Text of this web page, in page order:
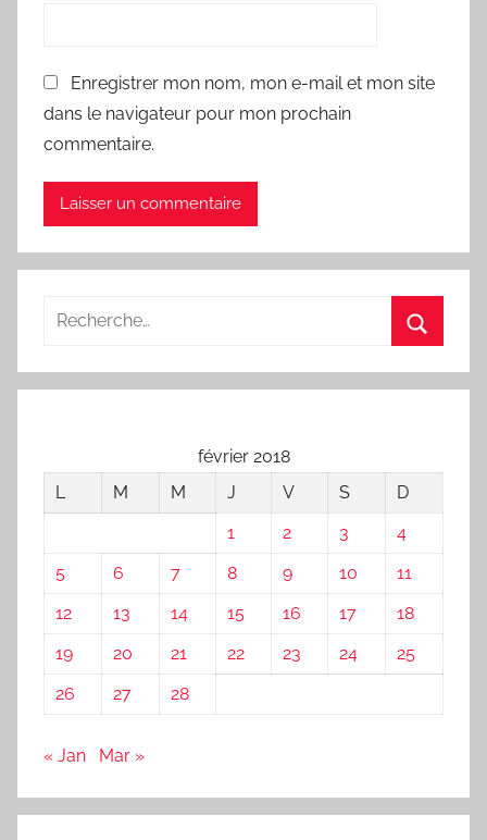
Enregistrer mon nom, mon e-mail et mon site
dans le navigateur pour mon prochain
commentaire.
février 2018
L
M M J V S
D
1
2 3
4
5
6 7 8 9 10
11
12
13 14 15 16 17
18
19
20 21 22 23 24
25
26
27 28
« Jan Mar »